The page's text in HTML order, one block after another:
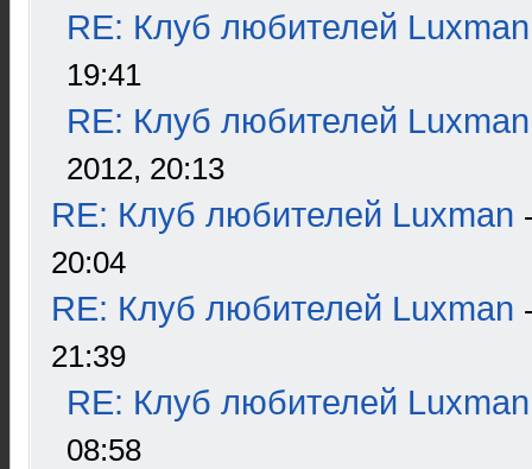
RE: Клуб любителей Luxman
19:41
RE: Клуб любителей Luxman
2012, 20:13
RE: Клуб любителей Luxman
20:04
RE: Клуб любителей Luxman
21:39
RE: Клуб любителей Luxman
08:58